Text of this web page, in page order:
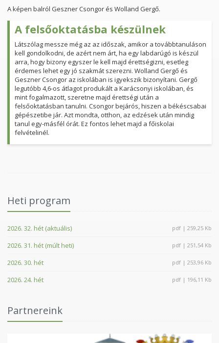
A képen balról Geszner Csongor és Wolland Gergő.
A felsőoktatásba készülnek
Látszólag messze még az az időszak, amikor a továbbtanuláson
kell gondolkodni, de azért nem árt, ha egy labdarúgó is készül
arra, hogy bizony egyszer le kell majd érettségizni, esetleg
érdemes lehet egy jó szakmát szerezni. Wolland Gergő és
Geszner Csongor az iskolában is igyekszik bizonyítani. Gergő
legutóbb 4,6-os átlagot produkált a Karácsonyi iskolában, és
mint fogalmazott, szeretne majd érettségi után a
felsőoktatásban tanulni. Csongor bejárós, hiszen a békéscsabai
gépészetibe jár. Azt mondta, otthon, az edzések után mindig
tanul egy-másfél órát. Ez fontos lehet majd a főiskolai
felvételinél.
Heti program
2026. 32. hét (aktuális) pdf | 259,25 Kb
2026. 31. hét (múlt heti) pdf | 251,54 Kb
2026. 30. hét pdf | 253,96 Kb
2026. 24. hét pdf | 196,11 Kb
Partnereink